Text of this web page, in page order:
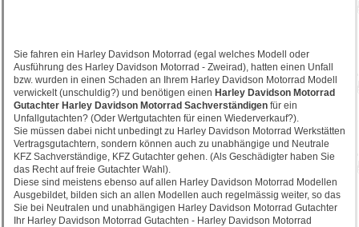
Sie fahren ein Harley Davidson Motorrad (egal welches Modell oder
Ausführung des Harley Davidson Motorrad - Zweirad), hatten einen Unfall
bzw. wurden in einen Schaden an Ihrem Harley Davidson Motorrad Modell
verwickelt (unschuldig?) und benötigen einen Harley Davidson Motorrad
Gutachter Harley Davidson Motorrad Sachverständigen für ein
Unfallgutachten? (Oder Wertgutachten für einen Wiederverkauf?).
Sie müssen dabei nicht unbedingt zu Harley Davidson Motorrad Werkstätten
Vertragsgutachtern, sondern können auch zu unabhängige und Neutrale
KFZ Sachverständige, KFZ Gutachter gehen. (Als Geschädigter haben Sie
das Recht auf freie Gutachter Wahl).
Diese sind meistens ebenso auf allen Harley Davidson Motorrad Modellen
Ausgebildet, bilden sich an allen Modellen auch regelmässig weiter, so das
Sie bei Neutralen und unabhängigen Harley Davidson Motorrad Gutachter
Ihr Harley Davidson Motorrad Gutachten - Harley Davidson Motorrad